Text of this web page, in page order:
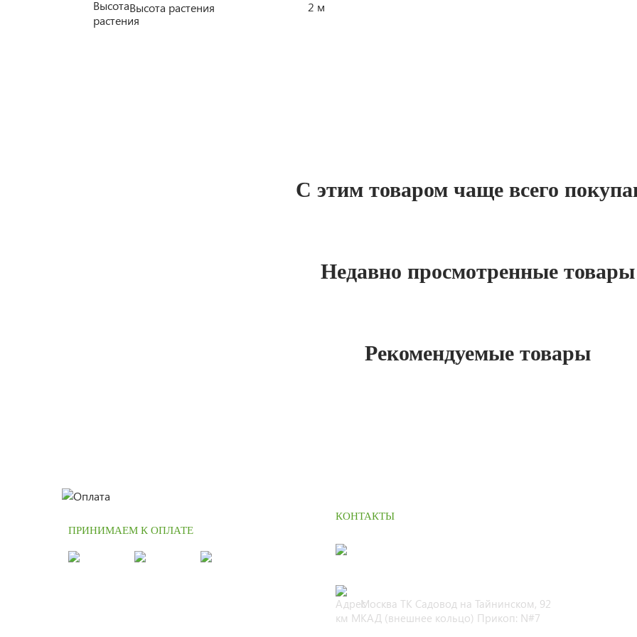
Высота растения 2 м
С этим товаром чаще всего
Недавно просмотренные товары
Рекомендуемые товары
ПРИНИМАЕМ К ОПЛАТЕ
КОНТАКТЫ
Москва ТК Садовод на Тайнинском, 92
км МКАД (внешнее кольцо) Прикоп: N#7